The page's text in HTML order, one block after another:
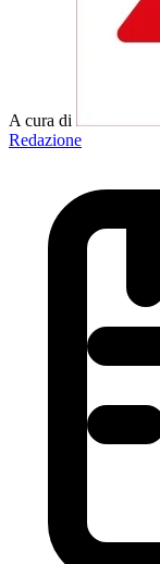
A cura di
Redazione